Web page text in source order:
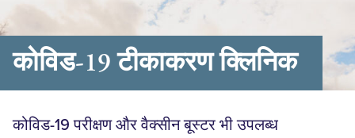
कोविड-19 टीकाकरण क्लिनिक
कोविड-19 परीक्षण और वैक्सीन बूस्टर भी उपलब्ध